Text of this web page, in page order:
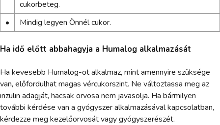
cukorbeteg.
•
Mindig legyen Önnél cukor.
Ha idő előtt abbahagyja a Humalog alkalmazását
Ha kevesebb Humalog-ot alkalmaz, mint amennyire szüksége
van, előfordulhat magas vércukorszint. Ne változtassa meg az
inzulin adagját, hacsak orvosa nem javasolja. Ha bármilyen
további kérdése van a gyógyszer alkalmazásával kapcsolatban,
kérdezze meg kezelőorvosát vagy gyógyszerészét.